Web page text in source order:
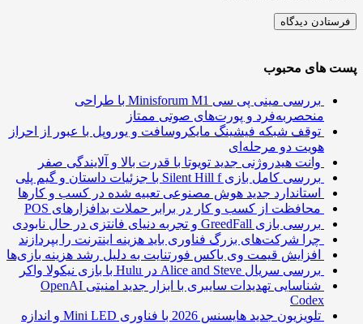
های محبوب
بررسی مینی پی ‌سی Minisforum M1 با طراحی
منحصربه‌فرد و پورت‌های صوتی ممتاز
توقف شبکه فیشینگ مایکروسافت و یوروپل با عبور از احراز
هویت دو مرحله‌ای
وانت هیدروژنی جدید تویوتا با قدرت بالا و آلایندگی صفر
بررسی کامل بازی Silent Hill f با جزئیات داستان و گیم پلی
استاندارد جدید هوش مصنوعی تعبیه شده در کسب و کارها
محافظت از کسب و کار در برابر حملات بدافزارهای POS
بررسی بازی GreedFall و تجربه دنیای فانتزی در حال نابودی
چرا شرکت‌های بزرگ فناوری باید هزینه اینترنت را بپردازند
افزایش قیمت وی باکس فورتنایت به دلیل رشد هزینه بازی‌ها
بررسی سریال Alice and Steve در Hulu با بازی نیکولا واکر
شناسایی تهدیدات سایبری با ابزار جدید امنیتی OpenAI
Codex
تلویزیون جدید هایسنس 2026 با فناوری Mini LED و اندازه